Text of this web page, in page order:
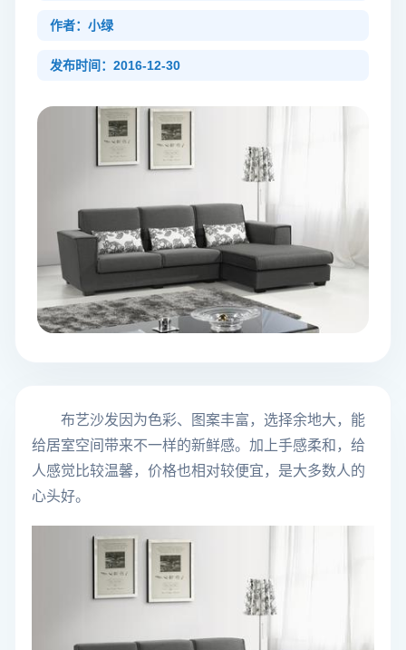
作者：小绿
发布时间：2016-12-30
布艺沙发因为色彩、图案丰富，选择余地大，能
给居室空间带来不一样的新鲜感。加上手感柔和，给
人感觉比较温馨，价格也相对较便宜，是大多数人的
心头好。